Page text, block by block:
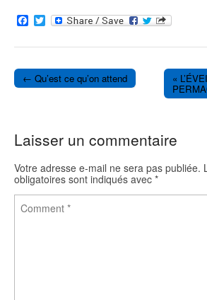
F
a
c
b
o
o
T
w
i
t
e
r
Post navigation
← Qu’est ce qu’on attend «
Laisser un commentaire
Votre adresse e-mail ne sera pas publiée.
obligatoires sont indiqués avec *